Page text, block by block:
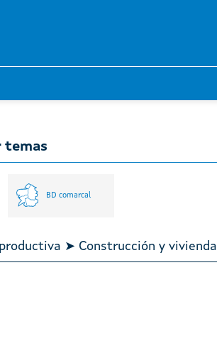
temas
BD comarcal
➤ Construcción y vivienda